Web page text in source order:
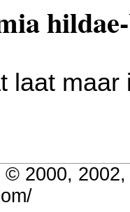
laat
2000,